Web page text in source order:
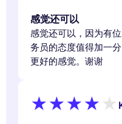
感觉还可以
感觉还可以，因为有
务员的态度值得加一
更好的感觉。谢谢